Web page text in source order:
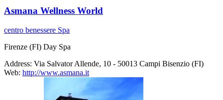
Asmana Wellness World
centro benessere Spa
Firenze (FI) Day Spa
Address: Via Salvator Allende, 10 - 50013 Campi Bisenzio (FI)
Web: http://www.asmana.it